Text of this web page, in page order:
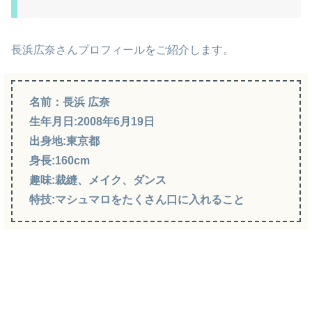
長浜広奈さんプロフィールをご紹介します。
名前：長浜 広奈
生年月日:2008年6月19日
出身地:東京都
身長:160cm
趣味:裁縫、メイク、ダンス
特技:マシュマロをたくさん口に入れること